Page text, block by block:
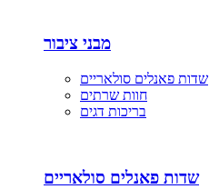
מבני ציבור
שדות פאנלים סולאריים
חוות שרתים
בריכות דגים
שדות פאנלים סולאריים